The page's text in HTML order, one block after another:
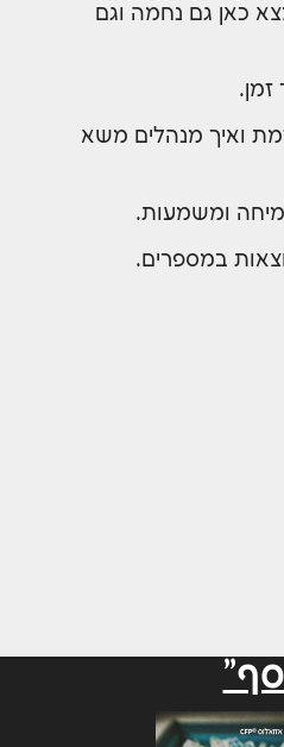
כאן גם נחמה וגם
זמן.
ואיך מנהלים משא
ומשמעות.
במספרים.